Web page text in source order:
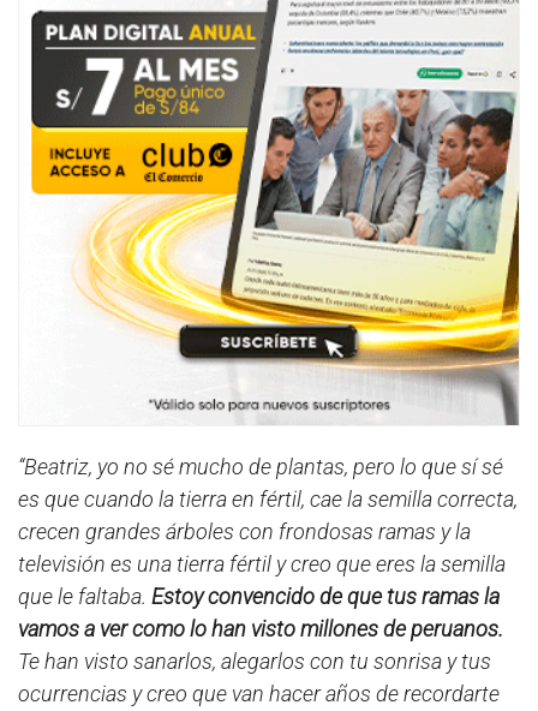
“Beatriz, yo no sé mucho de plantas, pero lo que sí sé
es que cuando la tierra en fértil, cae la semilla correcta,
crecen grandes árboles con frondosas ramas y la
televisión es una tierra fértil y creo que eres la semilla
que le faltaba. Estoy convencido de que tus ramas la
vamos a ver como lo han visto millones de peruanos.
Te han visto sanarlos, alegarlos con tu sonrisa y tus
ocurrencias y creo que van hacer años de recordarte